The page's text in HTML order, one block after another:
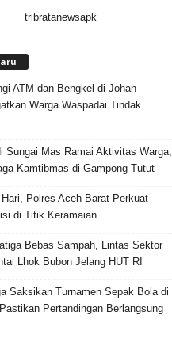
ATM dan Bengkel di Johan
Warga Waspadai Tindak
Sungai Mas Ramai Aktivitas Warga,
Kamtibmas di Gampong Tutut
Polres Aceh Barat Perkuat
di Titik Keramaian
Bebas Sampah, Lintas Sektor
Lhok Bubon Jelang HUT RI
Saksikan Turnamen Sepak Bola di
Pertandingan Berlangsung